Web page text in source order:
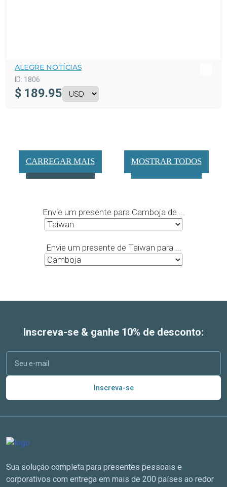
ALEGRE NOTÍCIAS
ID: 1806
$ 189.95
CARREGAR MAIS MOSTRAR TODOS
Envie um presente para Camboja de ...
Envie um presente de Taiwan para ...
Inscreva-se & ganhe 10% de desconto:
Inscreva-se
Sua solução completa para presentes pessoais e
corporativos com entrega em mais de 200 países ao redor